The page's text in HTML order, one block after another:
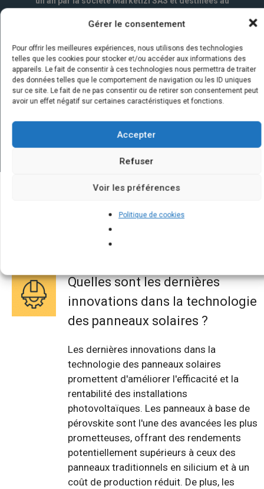
Gérer le consentement
Pour offrir les meilleures expériences, nous utilisons des technologies
telles que les cookies pour stocker et/ou accéder aux informations des
appareils. Le fait de consentir à ces technologies nous permettra de traiter
des données telles que le comportement de navigation ou les ID uniques
sur ce site. Le fait de ne pas consentir ou de retirer son consentement peut
avoir un effet négatif sur certaines caractéristiques et fonctions.
Accepter
Refuser
Voir les préférences
Politique de cookies
Quelques infos sur nos centrales
solaires : questions et réponses
Quelles sont les dernières
innovations dans la technologie
des panneaux solaires ?
Les dernières innovations dans la
technologie des panneaux solaires
promettent d'améliorer l'efficacité et la
rentabilité des installations
photovoltaïques. Les panneaux à base de
pérovskite sont l'une des avancées les plus
prometteuses, offrant des rendements
potentiellement supérieurs à ceux des
panneaux traditionnels en silicium et à un
coût de production réduit. De plus, les